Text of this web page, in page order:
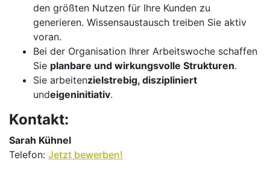
den größten Nutzen für Ihre Kunden zu
generieren. Wissensaustausch treiben Sie aktiv
voran.
Bei der Organisation Ihrer Arbeitswoche schaffen
Sie planbare und wirkungsvolle Strukturen.
Sie arbeitenzielstrebig, diszipliniert
undeigeninitiativ.
Kontakt:
Sarah Kühnel
Telefon: Jetzt bewerben!